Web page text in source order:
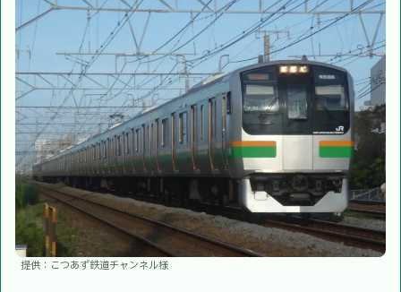
提供：こつあず鉄道チャンネル様